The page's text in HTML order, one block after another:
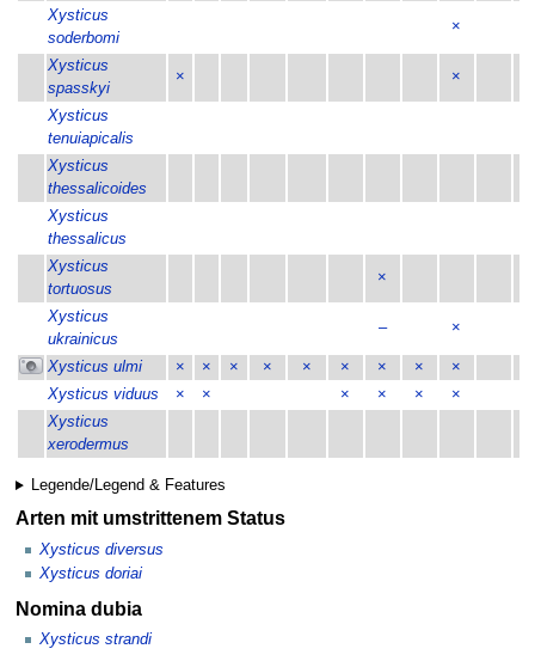
Xysticus
soderbomi
×
Xysticus
spasskyi
× ×
Xysticus
tenuiapicalis
Xysticus
thessalicoides
Xysticus
thessalicus
Xysticus
tortuosus
×
Xysticus
ukrainicus
– ×
Xysticus ulmi × × × × × × × × ×
Xysticus viduus
× × × × × ×
Xysticus
xerodermus
Legende/Legend & Features
Arten mit umstrittenem Status
Xysticus diversus
Xysticus doriai
Nomina dubia
Xysticus strandi